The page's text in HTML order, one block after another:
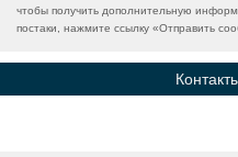
чтобы получить дополнительную
постаки, нажмите ссылку «Отправить